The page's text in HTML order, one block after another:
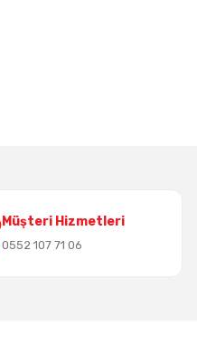
Müşteri Hizmetleri
0552 107 71 06